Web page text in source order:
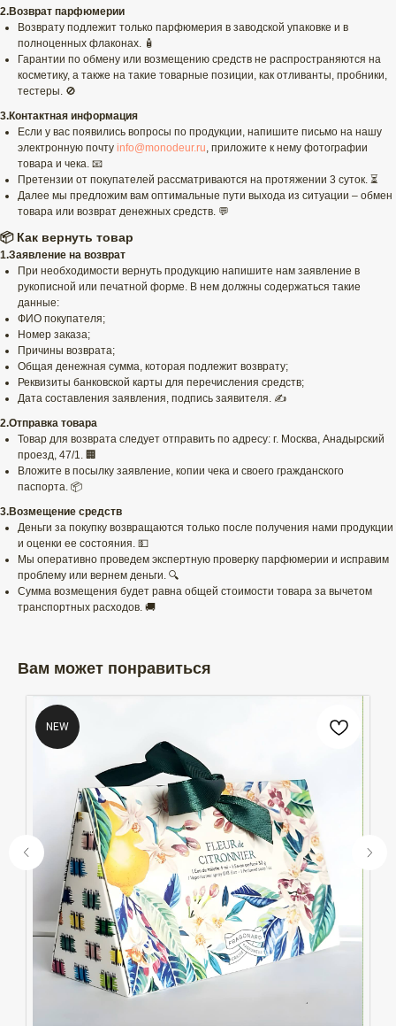
2.Возврат парфюмерии
Возврату подлежит только парфюмерия в заводской упаковке и в
полноценных флаконах. 🧴
Гарантии по обмену или возмещению средств не распространяются на
косметику, а также на такие товарные позиции, как отливанты, пробники,
тестеры. 🚫
3.Контактная информация
Если у вас появились вопросы по продукции, напишите письмо на нашу
электронную почту info@monodeur.ru, приложите к нему фотографии
товара и чека. 📧
Претензии от покупателей рассматриваются на протяжении 3 суток. ⏳
Далее мы предложим вам оптимальные пути выхода из ситуации – обмен
товара или возврат денежных средств. 💬
📦 Как вернуть товар
1.Заявление на возврат
При необходимости вернуть продукцию напишите нам заявление в
рукописной или печатной форме. В нем должны содержаться такие
данные:
ФИО покупателя;
Номер заказа;
Причины возврата;
Общая денежная сумма, которая подлежит возврату;
Реквизиты банковской карты для перечисления средств;
Дата составления заявления, подпись заявителя. ✍️
2.Отправка товара
Товар для возврата следует отправить по адресу: г. Москва, Анадырский
проезд, 47/1. 🏢
Вложите в посылку заявление, копии чека и своего гражданского
паспорта. 📦
3.Возмещение средств
Деньги за покупку возвращаются только после получения нами продукции
и оценки ее состояния. 💵
Мы оперативно проведем экспертную проверку парфюмерии и исправим
проблему или вернем деньги. 🔍
Сумма возмещения будет равна общей стоимости товара за вычетом
транспортных расходов. 🚚
Вам может понравиться
NEW